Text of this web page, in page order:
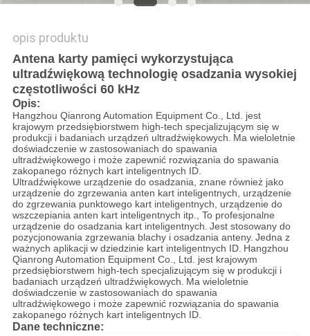
opis produktu
Antena karty pamięci wykorzystująca
ultradźwiękową technologię osadzania wysokiej
częstotliwości 60 kHz
Opis:
Hangzhou Qianrong Automation Equipment Co., Ltd. jest
krajowym przedsiębiorstwem high-tech specjalizującym się w
produkcji i badaniach urządzeń ultradźwiękowych. Ma wieloletnie
doświadczenie w zastosowaniach do spawania
ultradźwiękowego i może zapewnić rozwiązania do spawania
zakopanego różnych kart inteligentnych ID.
Ultradźwiękowe urządzenie do osadzania, znane również jako
urządzenie do zgrzewania anten kart inteligentnych, urządzenie
do zgrzewania punktowego kart inteligentnych, urządzenie do
wszczepiania anten kart inteligentnych itp., To profesjonalne
urządzenie do osadzania kart inteligentnych. Jest stosowany do
pozycjonowania zgrzewania blachy i osadzania anteny. Jedna z
ważnych aplikacji w dziedzinie kart inteligentnych ID. Hangzhou
Qianrong Automation Equipment Co., Ltd. jest krajowym
przedsiębiorstwem high-tech specjalizującym się w produkcji i
badaniach urządzeń ultradźwiękowych. Ma wieloletnie
doświadczenie w zastosowaniach do spawania
ultradźwiękowego i może zapewnić rozwiązania do spawania
zakopanego różnych kart inteligentnych ID.
Dane techniczne: